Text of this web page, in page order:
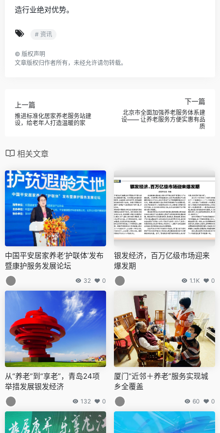
造行业绝对优势。
# 资讯
© 版权声明
文章版权归作者所有，未经允许请勿转载。
上一篇
推进标准化居家养老服务站建
设，给老年人打造温暖的家
下一篇
北京市全面加强养老服务体系建
设—— 让养老服务方便实惠有品
质
相关文章
中国平安居家养老‘护联体’发布
暨康护服务发展论坛
32 0
银发经济，百万亿级市场迎来
爆发期
1.1K 0
从“养老”到“享老”，青岛24项
举措发展银发经济
132 0
厦门“近邻＋养老”服务实现城
乡全覆盖
60 0